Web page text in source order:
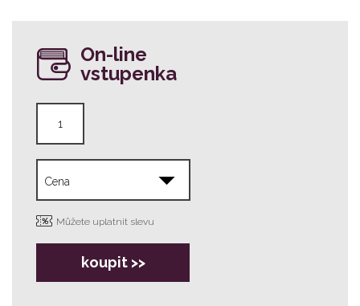
On-line
vstupenka
Můžete uplatnit slevu
koupit >>